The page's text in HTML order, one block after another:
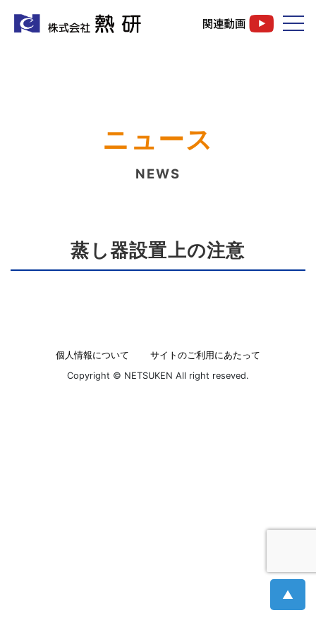
ニュース
NEWS
蒸し器設置上の注意
個人情報について
サイトのご利用にあたって
Copyright © NETSUKEN All right reseved.
▲